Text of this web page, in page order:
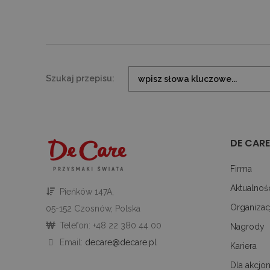
Szukaj przepisu:
Pieńków 147A,
05-152 Czosnów, Polska
Telefon: +48 22 380 44 00
Email: decare@decare.pl
DE CARE
Firma
Nagrody
Kariera
Dla
_ttp
_ga_V01G6FCEWG
sbjs_migrations
shop_view